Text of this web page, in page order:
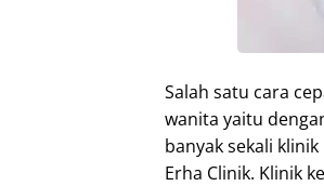
Salah satu cara
wanita yaitu
banyak sekali
Erha Clinik. Klinik